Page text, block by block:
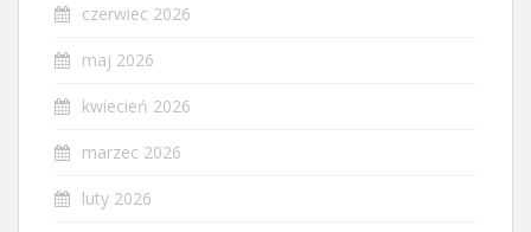
czerwiec 2026
maj 2026
kwiecień 2026
marzec 2026
luty 2026